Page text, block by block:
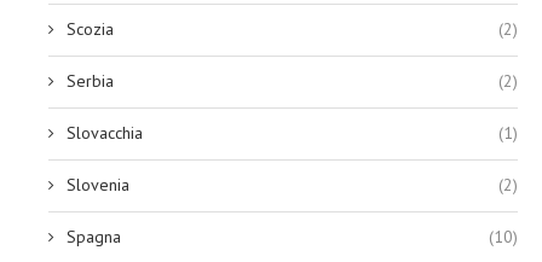
Scozia (2)
Serbia (2)
Slovacchia (1)
Slovenia (2)
Spagna (10)